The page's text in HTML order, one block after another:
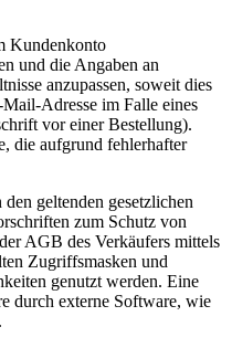
Kundenkonto
und die Angaben an
anzupassen, soweit dies
Adresse im Falle eines
vor einer Bestellung).
die aufgrund fehlerhafter
geltenden gesetzlichen
zum Schutz von
AGB des Verkäufers mittels
Zugriffsmasken und
genutzt werden. Eine
durch externe Software, wie